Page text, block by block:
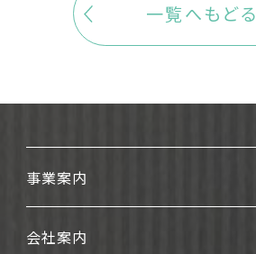
一覧へもどる
事業案内
会社案内